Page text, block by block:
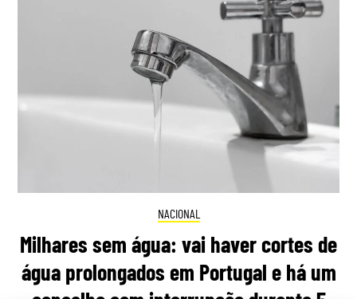
NACIONAL
Milhares sem água: vai haver cortes de
água prolongados em Portugal e há um